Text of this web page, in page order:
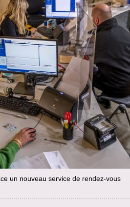
un nouveau service de rendez-vous